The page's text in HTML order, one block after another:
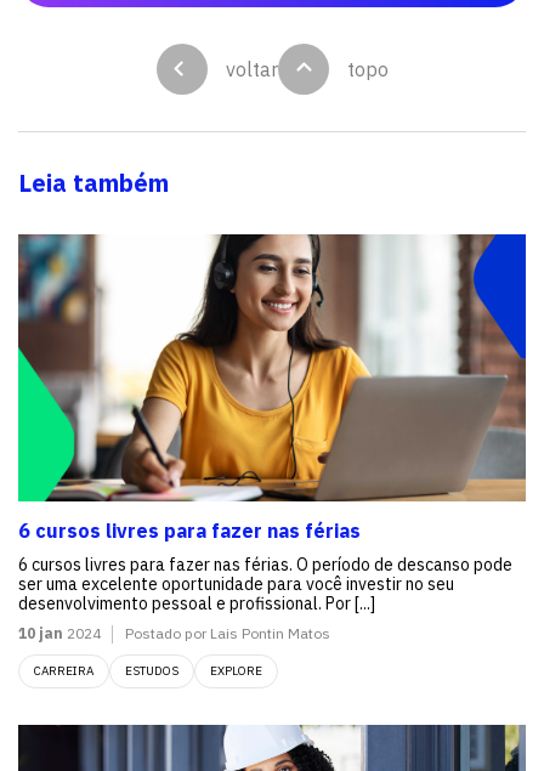
voltar topo
Leia também
6 cursos livres para fazer nas férias
6 cursos livres para fazer nas férias. O período de descanso pode
ser uma excelente oportunidade para você investir no seu
desenvolvimento pessoal e profissional. Por [...]
10 jan 2024 Postado por Lais Pontin Matos
CARREIRA ESTUDOS EXPLORE